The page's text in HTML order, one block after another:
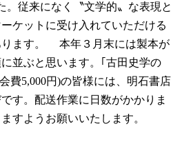
従来になく〝文学的〟な表現と
ケットに受け入れていただける
ます。
本年３月末には製本が
並ぶと思います。｢古田史学の
費5,000円)の皆様には、明石書店
す。配送作業に日数がかかりま
すようお願いいたします。